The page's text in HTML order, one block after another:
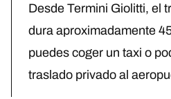
Desde Termini Giolitti, el
dura aproximadamente
puedes coger un taxi o
traslado privado al